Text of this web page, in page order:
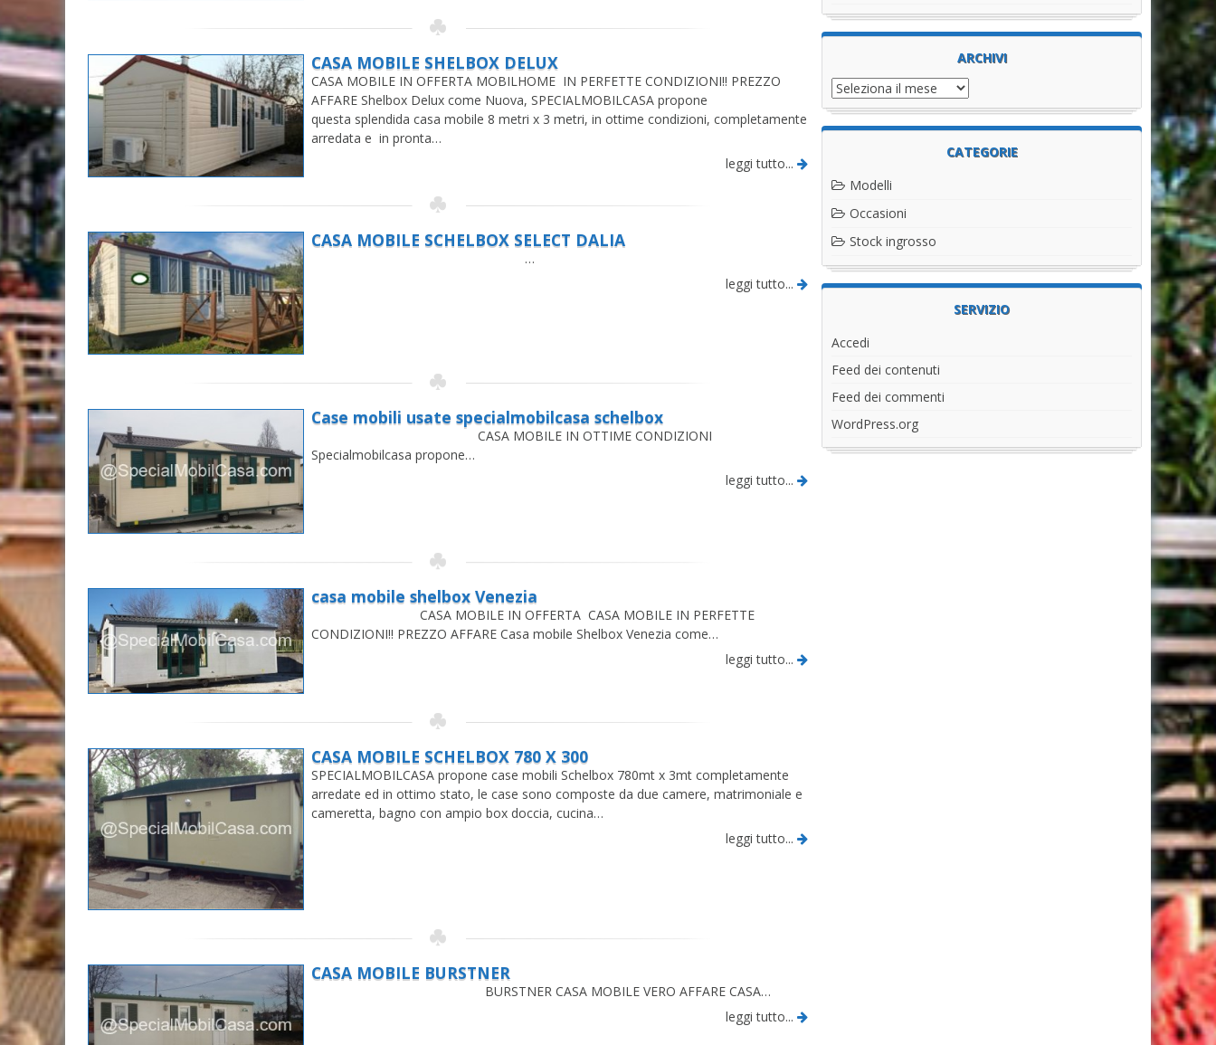
CASA MOBILE SHELBOX DELUX
CASA MOBILE IN OFFERTA MOBILHOME IN PERFETTE CONDIZIONI!! PREZZO
AFFARE Shelbox Delux come Nuova, SPECIALMOBILCASA propone
questa splendida casa mobile 8 metri x 3 metri, in ottime condizioni, completamente
arredata e in pronta…
leggi tutto...
CASA MOBILE SCHELBOX SELECT DALIA
…
leggi tutto...
Case mobili usate specialmobilcasa schelbox
CASA MOBILE IN OTTIME CONDIZIONI
Specialmobilcasa propone…
leggi tutto...
casa mobile shelbox Venezia
CASA MOBILE IN OFFERTA CASA MOBILE IN PERFETTE
CONDIZIONI!! PREZZO AFFARE Casa mobile Shelbox Venezia come…
leggi tutto...
CASA MOBILE SCHELBOX 780 X 300
SPECIALMOBILCASA propone case mobili Schelbox 780mt x 3mt completamente
arredate ed in ottimo stato, le case sono composte da due camere, matrimoniale e
cameretta, bagno con ampio box doccia, cucina…
leggi tutto...
CASA MOBILE BURSTNER
BURSTNER CASA MOBILE VERO AFFARE CASA…
leggi tutto...
ARCHIVI
Archivi
CATEGORIE
Modelli
Occasioni
Stock ingrosso
SERVIZIO
Accedi
Feed dei contenuti
Feed dei commenti
WordPress.org